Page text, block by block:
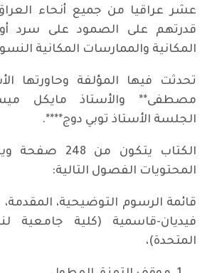
عشر عراقيا من جميع أنحاء
قدرتهم على الصمود على سرد
المكانية والممارسات المكانية
تحدثت فيها المؤلفة وحاورتها
مصطفى** والأستاذ مايكل
الجلسة الأستاذ توبي دوج****.
الكتاب يتكون من
المحتويات الفصول التالية:
قائمة الرسوم التوضيحية، المقدمة،
فيديان-قاسمية (كلية جامعية
المتحدة)،